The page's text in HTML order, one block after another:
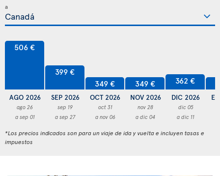
a
506 €
AGO 2026
ago 26
a sep 01
399 €
SEP 2026
sep 19
a sep 27
349 €
OCT 2026
oct 31
a nov 06
349 €
NOV 2026
nov 28
a dic 04
362 €
DIC 2026
dic 05
a dic 11
*Los precios indicados son para un viaje de ida y vuelta e incluyen tasas e
impuestos